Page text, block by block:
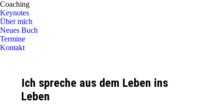
Coaching
Keynotes
Über mich
Neues Buch
Termine
Kontakt
Ich spreche aus dem Leben ins
Leben